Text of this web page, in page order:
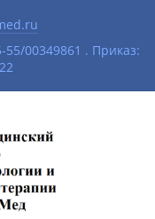
00349861 . Приказ: